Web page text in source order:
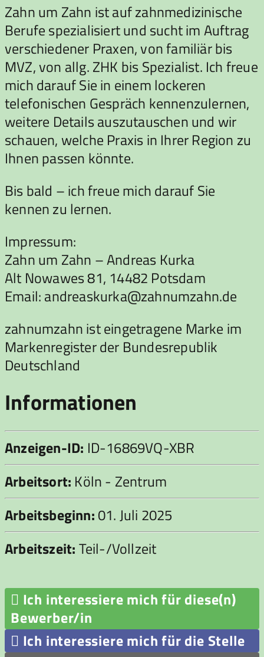
Zahn um Zahn ist auf zahnmedizinische
Berufe spezialisiert und sucht im Auftrag
verschiedener Praxen, von familiär bis
MVZ, von allg. ZHK bis Spezialist. Ich freue
mich darauf Sie in einem lockeren
telefonischen Gespräch kennenzulernen,
weitere Details auszutauschen und wir
schauen, welche Praxis in Ihrer Region zu
Ihnen passen könnte.
Bis bald – ich freue mich darauf Sie
kennen zu lernen.
Impressum:
Zahn um Zahn – Andreas Kurka
Alt Nowawes 81, 14482 Potsdam
Email: andreaskurka@zahnumzahn.de
zahnumzahn ist eingetragene Marke im
Markenregister der Bundesrepublik
Deutschland
Informationen
Anzeigen-ID: ID-16869VQ-XBR
Arbeitsort: Köln - Zentrum
Arbeitsbeginn:01. Juli 2025
Arbeitszeit:Teil-/Vollzeit
 Ich interessiere mich für diese(n)
Bewerber/in
 Ich interessiere mich für die Stelle